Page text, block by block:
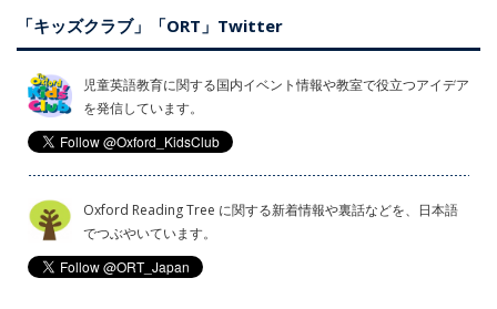
「キッズクラブ」「ORT」Twitter
児童英語教育に関する国内イベント情報や教室で役立つアイデア
を発信しています。
Oxford Reading Tree に関する新着情報や裏話などを、日本語
でつぶやいています。